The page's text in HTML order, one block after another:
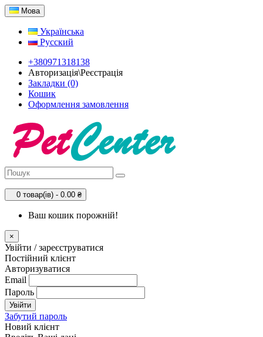
Мова
Українська
Русский
+380971318138
Авторизація\Реєстрація
Закладки (0)
Кошик
Оформлення замовлення
0 товар(ів) - 0.00 ₴
Ваш кошик порожній!
×
Увійти / зареєструватися
Постійний клієнт
Авторизуватися
Email
Пароль
Увійти
Забутий пароль
Новий клієнт